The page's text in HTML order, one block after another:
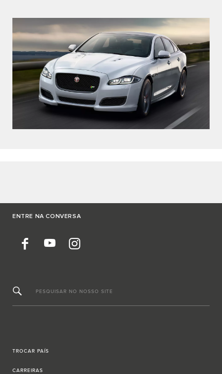
ENTRE NA CONVERSA
PESQUISAR NO NOSSO SITE
TROCAR PAÍS
CARREIRAS